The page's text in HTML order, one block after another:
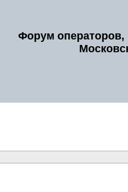
Форум операторов,